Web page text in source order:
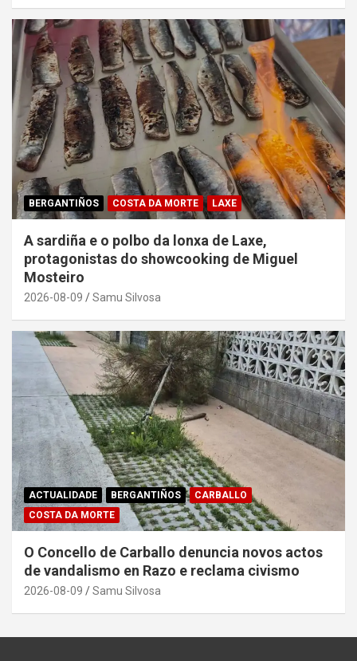
BERGANTIÑOS COSTA DA MORTE LAXE
A sardiña e o polbo da lonxa de Laxe,
protagonistas do showcooking de Miguel
Mosteiro
2026-08-09 Samu Silvosa
ACTUALIDADE BERGANTIÑOS
CARBALLO
COSTA DA MORTE
O Concello de Carballo denuncia novos actos
de vandalismo en Razo e reclama civismo
2026-08-09 Samu Silvosa